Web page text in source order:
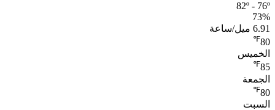
82º - 76º
73%
6.91 ميل/ساعة
80
℉
الخميس
85
℉
الجمعة
80
℉
السبت